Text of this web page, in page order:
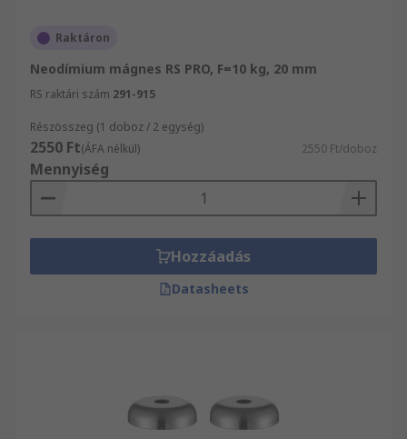
Raktáron
Neodímium mágnes RS PRO, F=10 kg, 20 mm
RS raktári szám 291-915
Részösszeg (1 doboz / 2 egység)
2550 Ft(ÁFA nélkül) 2550 Ft/doboz
Mennyiség
Hozzáadás
Datasheets